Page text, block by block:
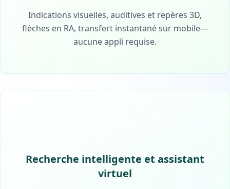
Indications visuelles, auditives et repères 3D,
flèches en RA, transfert instantané sur mobile—
aucune appli requise.
Recherche intelligente et assistant
virtuel